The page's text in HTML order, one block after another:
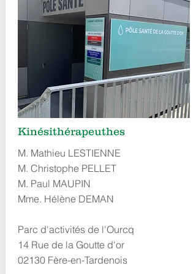
Kinésithérapeuthes
M. Mathieu LESTIENNE
M. Christophe PELLET
M. Paul MAUPIN
Mme. Hélène DEMAN
Parc d'activités de l'Ourcq
14 Rue de la Goutte d'or
02130 Fère-en-Tardenois